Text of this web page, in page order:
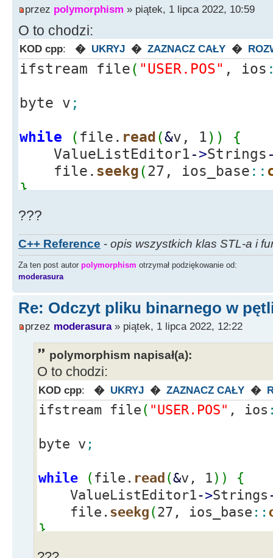
>Strings-
}
Edit34
Edit33 - > Text
" Bajtów";
delete
]
}
Edit34
Pliku!";
return;
}
przez polymorphism » piątek, 1 lipca 2022, 10:59
O to chodzi:
KOD cpp: � UKRYJ � ZAZNACZ CAŁY �
ifstream file( "USER.POS" , ios
byte v ;
while ( file. read (&v, 1) )
{
ValueListEditor1->Strings
file. seekg(27, ios_base ::
}
???
C++ Reference - opis wszystkich klas STL-a i
Za ten post autor polymorphism otrzymał podziękowanie od:
moderasura
Re: Odczyt pliku binarnego w
przez moderasura» piątek, 1 lipca 2022, 12:22
polymorphism napisał(a):
O to chodzi:
KOD cpp: � UKRYJ � ZAZNACZ CAŁY �
ifstream file ( "USER.POS" , ios
byte v ;
while ( file. read (&v, 1 ) )
{
ValueListEditor1->Strings
file. seekg (27, ios_base ::
}